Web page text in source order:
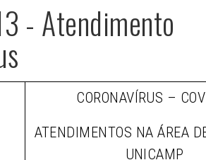
- Atendimento
CORONAVÍRUS –
ATENDIMENTOS NA ÁREA
UNICAMP